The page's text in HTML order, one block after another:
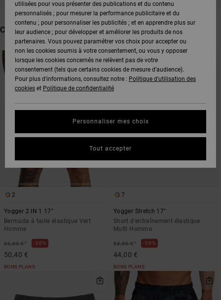
CES PRODUITS POURRAIENT VOUS PLAIRE
PASSER
CRITÈRES
DE
FILTRAGE
ALLER
TRIER
PAR
2
Yogger 2 IN 1 17"
Bermuda à taille élastique Vert
Homme
63,00 €* 20%
50,40 €
BONS PLANS
7
Yogger Stretch 17"
Short d'entraînement élastique
Multi Homme
55,00 €* 20%
44,00 €
BONS PLANS
utilisées pour vous présenter des publications et du contenu
personnalisés ; pour mesurer la performance publicitaire et du
contenu ; pour personnaliser les publicités ; et en apprendre plus sur
leur audience ; pour développer et améliorer les produits de nos
partenaires. Vous pouvez paramétrer vos choix pour accepter ou
non les cookies soumis à votre consentement, ou vous y opposer
lorsque les cookies concernés ne relèvent pas de votre
consentement (tels que certains cookies de mesure d’audience).
Pour plus d'informations, consultez notre : Politique d'utilisation des
cookies et Politique de confidentialité
Personnaliser mes choix
Tout accepter